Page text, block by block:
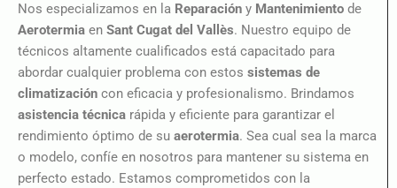
Nos especializamos en la Reparación y Mantenimiento de
Aerotermia en Sant Cugat del Vallès. Nuestro equipo de
técnicos altamente cualificados está capacitado para
abordar cualquier problema con estos sistemas de
climatización con eficacia y profesionalismo. Brindamos
asistencia técnica rápida y eficiente para garantizar el
rendimiento óptimo de su aerotermia. Sea cual sea la marca
o modelo, confíe en nosotros para mantener su sistema en
perfecto estado. Estamos comprometidos con la